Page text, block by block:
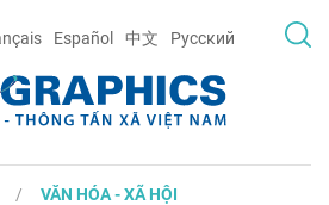
Español 中文 Русский
VĂN HÓA - XÃ HỘI